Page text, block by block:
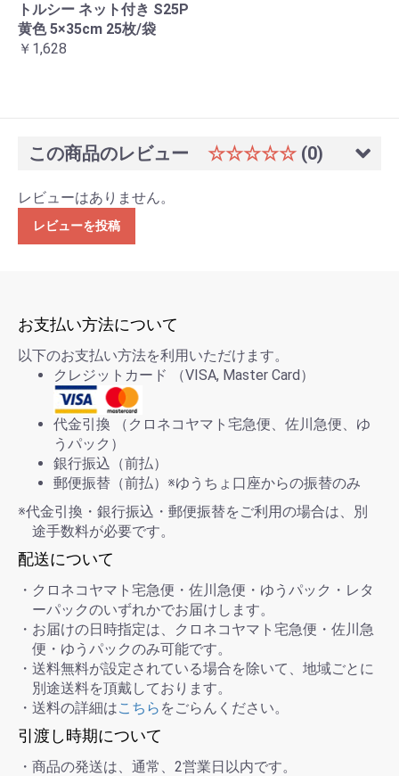
トルシー ネット付き S25P
黄色 5×35cm 25枚/袋
￥1,628
この商品のレビュー ☆☆☆☆☆ (0)
レビューはありません。
レビューを投稿
お支払い方法について
以下のお支払い方法を利用いただけます。
クレジットカード （VISA, Master Card）
代金引換 （クロネコヤマト宅急便、佐川急便、ゆ
うパック）
銀行振込（前払）
郵便振替（前払）※ゆうちょ口座からの振替のみ
※代金引換・銀行振込・郵便振替をご利用の場合は、別
途手数料が必要です。
配送について
・クロネコヤマト宅急便・佐川急便・ゆうパック・レタ
ーパックのいずれかでお届けします。
・お届けの日時指定は、クロネコヤマト宅急便・佐川急
便・ゆうパックのみ可能です。
・送料無料が設定されている場合を除いて、地域ごとに
別途送料を頂戴しております。
・送料の詳細はこちら をごらんください。
引渡し時期について
・商品の発送は、通常、2営業日以内です。